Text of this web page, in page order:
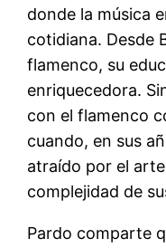
donde la música
cotidiana. Desde
flamenco, su
enriquecedora.
con el flamenco
cuando, en sus
atraído por el
complejidad de
Pardo comparte